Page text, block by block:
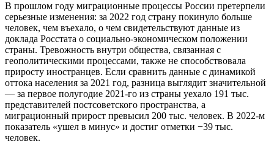
В прошлом году миграционные процессы России претерпели
серьезные изменения: за 2022 год страну покинуло больше
человек, чем въехало, о чем свидетельствуют данные из
доклада Росстата о социально-экономическом положении
страны. Тревожность внутри общества, связанная с
геополитическими процессами, также не способствовала
приросту иностранцев. Если сравнить данные с динамикой
оттока населения за 2021 год, разница выглядит значительной
— за первое полугодие 2021-го из страны уехало 191 тыс.
представителей постсоветского пространства, а
миграционный прирост превысил 200 тыс. человек. В 2022-м
показатель «ушел в минус» и достиг отметки −39 тыс.
человек.